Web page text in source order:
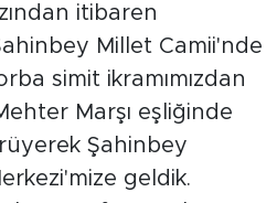
itibaren
Millet Camii'nde
simit ikramımızdan
Marşı eşliğinde
Şahinbey
geldik.